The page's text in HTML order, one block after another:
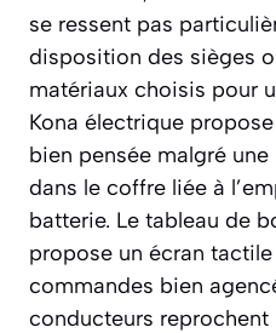
se ressent pas
disposition des sièges
matériaux choisis pour
Kona électrique
bien pensée malgré
dans le coffre liée à
batterie. Le tableau de
propose un écran
commandes bien
conducteurs